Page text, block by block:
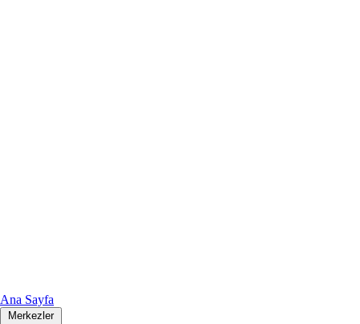
Ana Sayfa
Merkezler